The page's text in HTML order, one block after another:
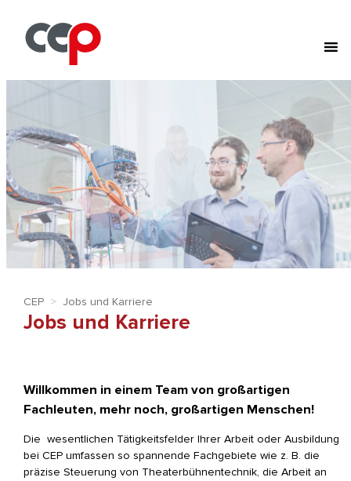
CEP > Jobs und Karriere
Jobs und Karriere
Willkommen in einem Team von großartigen
Fachleuten, mehr noch, großartigen Menschen!
Die wesentlichen Tätigkeitsfelder Ihrer Arbeit oder Ausbildung
bei CEP umfassen so spannende Fachgebiete wie z. B. die
präzise Steuerung von Theaterbühnentechnik, die Arbeit an